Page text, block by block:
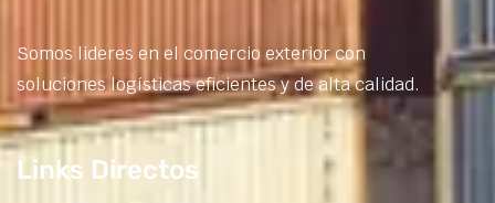
Somos lideres en el comercio exterior con
soluciones logísticas eficientes y de alta calidad.
Links Directos